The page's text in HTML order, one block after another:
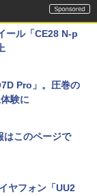
ール「CE28 N-p
Pro」。圧巻の
験に
はこのページで
ヤフォン「UU2